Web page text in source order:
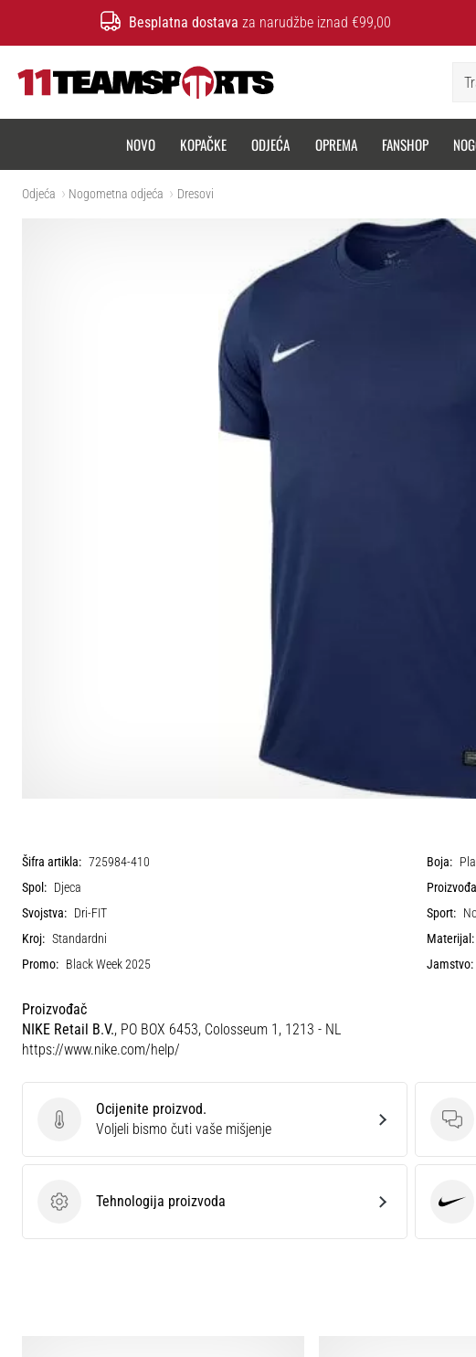
Besplatna dostava za narudžbe iznad €99,00
NOVO KOPAČKE ODJEĆA OPREMA FANSHOP
Odjeća Nogometna odjeća Dresovi
Šifra artikla: 725984-410 Boja:
Spol: Djeca
Svojstva: Dri-FIT Sport:
Kroj: Standardni Materijal:
Promo: Black Week 2025 Jamstvo:
Proizvođač
NIKE Retail B.V., PO BOX 6453, Colosseum 1, 1213 - NL
https://www.nike.com/help/
Ocijenite proizvod.
Ocijenite proizvod.
Voljeli bismo čuti vaše mišjenje
Tehnologija proizvoda
Tehnologija proizvoda